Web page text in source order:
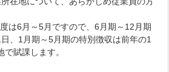
6月～5月ですので、6月期～12月期
、1月期～5月期の特別徴収は前年の1
賦課します。